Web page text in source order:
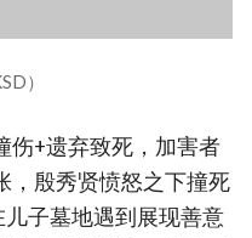
）
伤+遗弃致死，加害者
，殷秀贤愤怒之下撞死
子墓地遇到展现善意